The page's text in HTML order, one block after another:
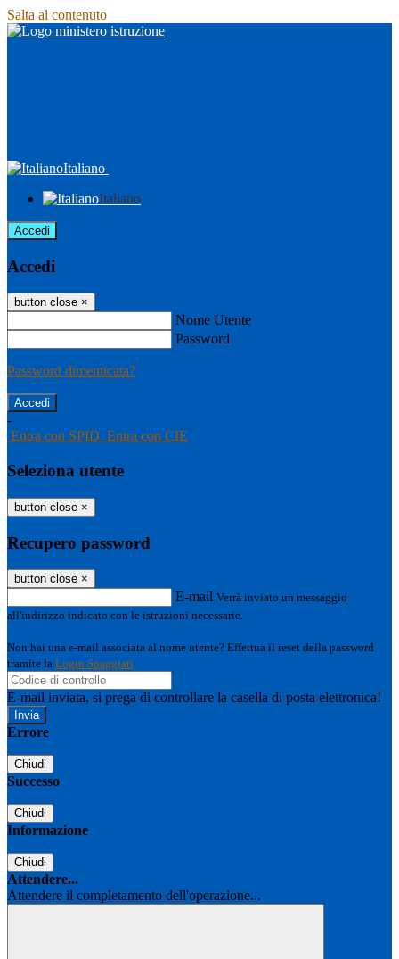
Salta al contenuto
Italiano
Italiano
Accedi
Accedi
button close ×
Nome Utente
Password
Password dimenticata?
-
Entra con SPID Entra con CIE
Seleziona utente
button close ×
Recupero password
button close ×
E-mail Verrà inviato un messaggio
all'indirizzo indicato con le istruzioni necessarie.
Non hai una e-mail associata al nome utente? Effettua il reset della password
tramite la Login Spaggiari
E-mail inviata, si prega di controllare la casella di posta elettronica!
Errore
Chiudi
Successo
Chiudi
Informazione
Chiudi
Attendere...
Attendere il completamento dell'operazione...